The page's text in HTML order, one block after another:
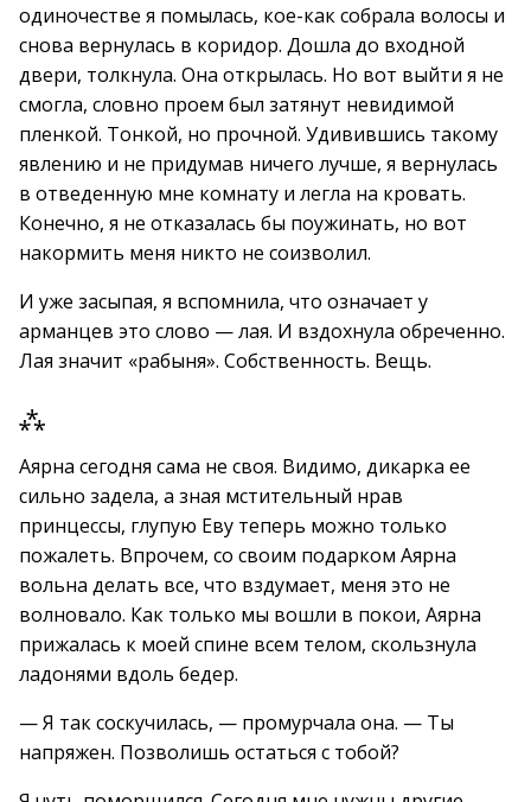
одиночестве я помылась, кое-как собрала волосы и
снова вернулась в коридор. Дошла до входной
двери, толкнула. Она открылась. Но вот выйти я не
смогла, словно проем был затянут невидимой
пленкой. Тонкой, но прочной. Удивившись такому
явлению и не придумав ничего лучше, я вернулась
в отведенную мне комнату и легла на кровать.
Конечно, я не отказалась бы поужинать, но вот
накормить меня никто не соизволил.
И уже засыпая, я вспомнила, что означает у
арманцев это слово — лая. И вздохнула обреченно.
Лая значит «рабыня». Собственность. Вещь.
⁂
Аярна сегодня сама не своя. Видимо, дикарка ее
сильно задела, а зная мстительный нрав
принцессы, глупую Еву теперь можно только
пожалеть. Впрочем, со своим подарком Аярна
вольна делать все, что вздумает, меня это не
волновало. Как только мы вошли в покои, Аярна
прижалась к моей спине всем телом, скользнула
ладонями вдоль бедер.
— Я так соскучилась, — промурчала она. — Ты
напряжен. Позволишь остаться с тобой?